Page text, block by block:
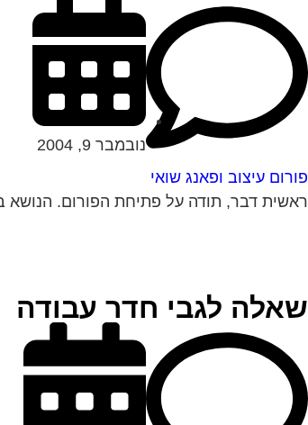
פורום עיצוב ופאנג שואי
נובמבר 9, 2004
ראשית דבר, תודה על פתיחת הפורום. הנושא באמת חשוב ומעניין.
שאלה לגבי חדר עבודה